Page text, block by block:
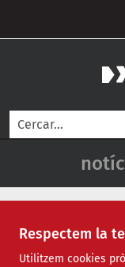
Respectem la
Utilitzem cookies
Cerca
Recursos